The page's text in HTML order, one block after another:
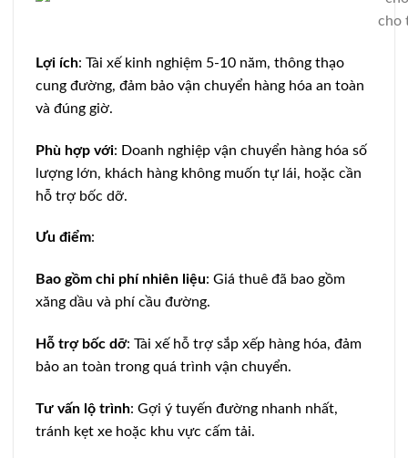
cho
Lợi ích: Tài xế kinh nghiệm 5-10 năm, thông thạo
cung đường, đảm bảo vận chuyển hàng hóa an toàn
và đúng giờ.
Phù hợp với: Doanh nghiệp vận chuyển hàng hóa số
lượng lớn, khách hàng không muốn tự lái, hoặc cần
hỗ trợ bốc dỡ.
Ưu điểm:
Bao gồm chi phí nhiên liệu: Giá thuê đã bao gồm
xăng dầu và phí cầu đường.
Hỗ trợ bốc dỡ: Tài xế hỗ trợ sắp xếp hàng hóa, đảm
bảo an toàn trong quá trình vận chuyển.
Tư vấn lộ trình: Gợi ý tuyến đường nhanh nhất,
tránh kẹt xe hoặc khu vực cấm tải.